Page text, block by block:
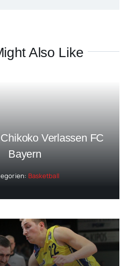
Also Like
Verlassen FC
Bayern
Basketball